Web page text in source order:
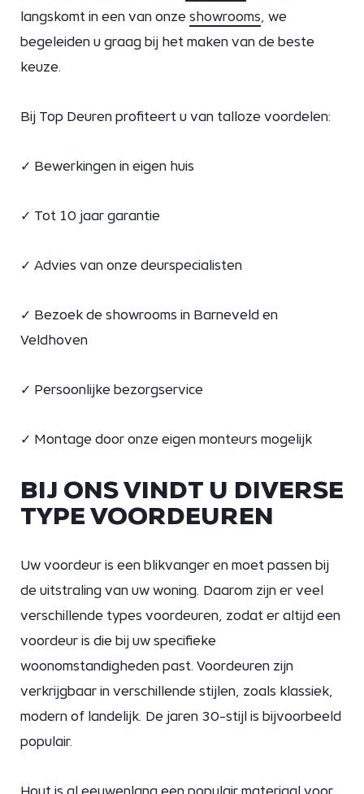
langskomt in een van onze showrooms , we
begeleiden u graag bij het maken van de beste
keuze.
Bij Top Deuren profiteert u van talloze voordelen:
✓ Bewerkingen in eigen huis
✓ Tot 10 jaar garantie
✓ Advies van onze deurspecialisten
✓ Bezoek de showrooms in Barneveld en
Veldhoven
✓ Persoonlijke bezorgservice
✓ Montage door onze eigen monteurs mogelijk
BIJ ONS VINDT U DIVERSE
TYPE VOORDEUREN
Uw voordeur is een blikvanger en moet passen bij
de uitstraling van uw woning. Daarom zijn er veel
verschillende types voordeuren, zodat er altijd een
voordeur is die bij uw specifieke
woonomstandigheden past. Voordeuren zijn
verkrijgbaar in verschillende stijlen, zoals klassiek,
modern of landelijk. De jaren 30-stijl is bijvoorbeeld
populair.